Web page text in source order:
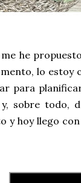
he
lo
para
sobre todo,
y hoy llego